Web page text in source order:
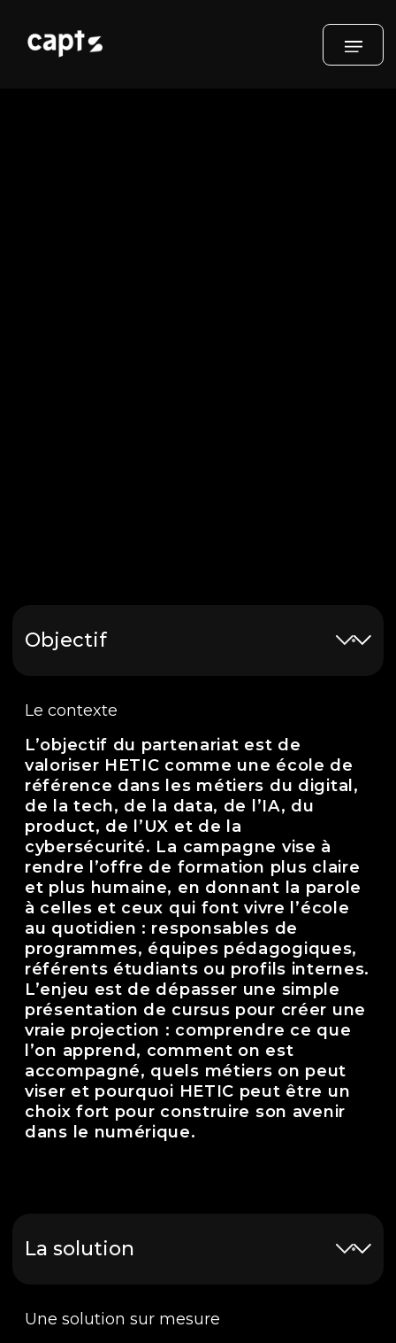
Objectif
Le contexte
L’objectif du partenariat est de
valoriser HETIC comme une école de
référence dans les métiers du digital,
de la tech, de la data, de l’IA, du
product, de l’UX et de la
cybersécurité. La campagne vise à
rendre l’offre de formation plus claire
et plus humaine, en donnant la parole
à celles et ceux qui font vivre l’école
au quotidien : responsables de
programmes, équipes pédagogiques,
référents étudiants ou profils internes.
L’enjeu est de dépasser une simple
présentation de cursus pour créer une
vraie projection : comprendre ce que
l’on apprend, comment on est
accompagné, quels métiers on peut
viser et pourquoi HETIC peut être un
choix fort pour construire son avenir
dans le numérique.
La solution
Une solution sur mesure